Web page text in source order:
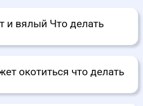
и вялый Что делать
окотиться что делать